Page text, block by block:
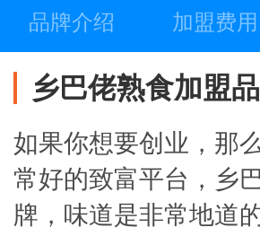
品牌介绍 加盟费用
乡巴佬熟食加盟
如果你想要创业，那
常好的致富平台，乡
牌，味道是非常地道